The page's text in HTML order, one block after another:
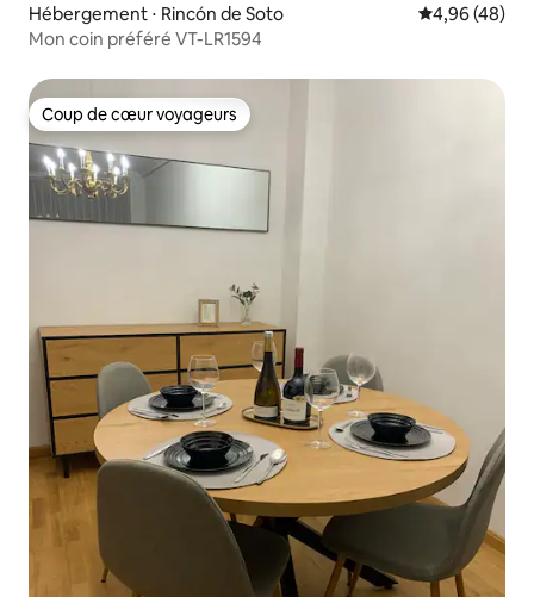
Hébergement ⋅ Rincón de Soto Évaluation
4,96 (48)
Mon coin préféré VT-LR1594
Coup de cœur voyageurs
Coup de cœur voyageurs